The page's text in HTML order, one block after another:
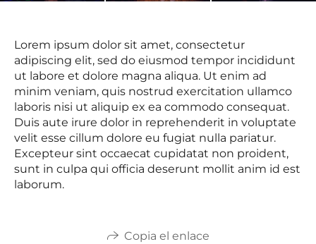
Lorem ipsum dolor sit amet, consectetur
adipiscing elit, sed do eiusmod tempor incididunt
ut labore et dolore magna aliqua. Ut enim ad
minim veniam, quis nostrud exercitation ullamco
laboris nisi ut aliquip ex ea commodo consequat.
Duis aute irure dolor in reprehenderit in voluptate
velit esse cillum dolore eu fugiat nulla pariatur.
Excepteur sint occaecat cupidatat non proident,
sunt in culpa qui officia deserunt mollit anim id est
laborum.
Copia el enlace